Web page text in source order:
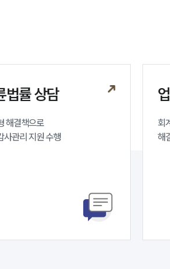
법률 상담
해결책으로
사관리 지원 수행
회
해